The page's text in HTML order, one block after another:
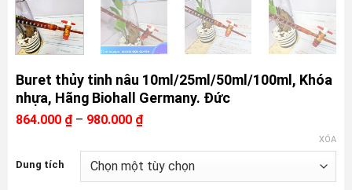
Buret thủy tinh nâu 10ml/25ml/50ml/100ml, Khóa
nhựa, Hãng Biohall Germany. Đức
864.000 ₫ – 980.000 ₫Khoảng
giá:
864.000 ₫
đến
980.000 ₫
Dung tích
XÓA